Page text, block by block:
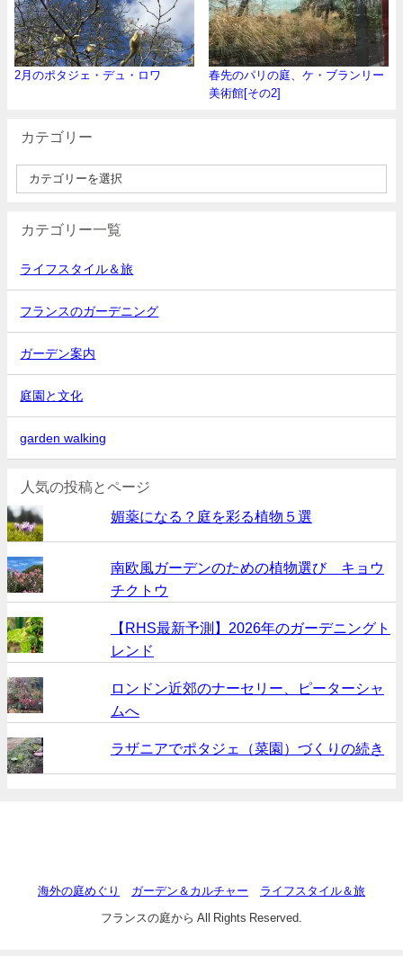
2月のポタジェ・デュ・ロワ
春先のパリの庭、ケ・ブランリー
美術館[その2]
カテゴリー
カテゴリー一覧
ライフスタイル＆旅
フランスのガーデニング
ガーデン案内
庭園と文化
garden walking
人気の投稿とページ
媚薬になる？庭を彩る植物５選
南欧風ガーデンのための植物選び キョウ
チクトウ
【RHS最新予測】2026年のガーデニングト
レンド
ロンドン近郊のナーセリー、ピーターシャ
ムへ
ラザニアでポタジェ（菜園）づくりの続き
海外の庭めぐり ガーデン＆カルチャー ライフスタイル＆旅
フランスの庭から All Rights Reserved.